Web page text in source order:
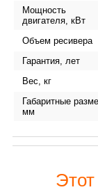
Мощность
двигателя, кВт
Объем ресивера
Гарантия, лет
Вес, кг
Габаритные
мм
Этот